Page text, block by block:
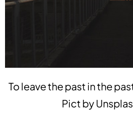
To leave the past in the
Pict by